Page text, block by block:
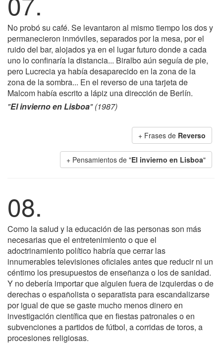
No probó su café. Se levantaron al mismo tiempo los dos y
permanecieron inmóviles, separados por la mesa, por el
ruido del bar, alojados ya en el lugar futuro donde a cada
uno lo confinaría la distancia... Biralbo aún seguía de pie,
pero Lucrecia ya había desaparecido en la zona de la
zona de la sombra... En el reverso de una tarjeta de
Malcom había escrito a lápiz una dirección de Berlín.
"El invierno en Lisboa" (1987)
+ Frases de Reverso
+ Pensamientos de "El invierno en Lisboa"
08.
Como la salud y la educación de las personas son más
necesarias que el entretenimiento o que el
adoctrinamiento político habría que cerrar las
innumerables televisiones oficiales antes que reducir ni un
céntimo los presupuestos de enseñanza o los de sanidad.
Y no debería importar que alguien fuera de izquierdas o de
derechas o españolista o separatista para escandalizarse
por igual de que se gaste mucho menos dinero en
investigación científica que en fiestas patronales o en
subvenciones a partidos de fútbol, a corridas de toros, a
procesiones religiosas.